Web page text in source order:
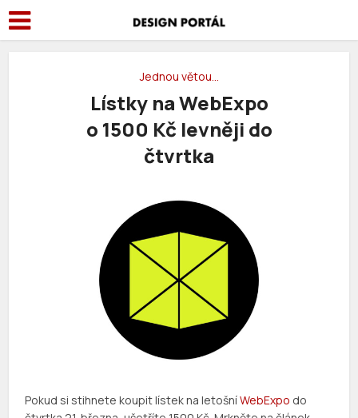
Jednou větou…
Lístky na WebExpo
o 1500 Kč levněji do
čtvrtka
Pokud si stihnete koupit lístek na letošníWebExpo do